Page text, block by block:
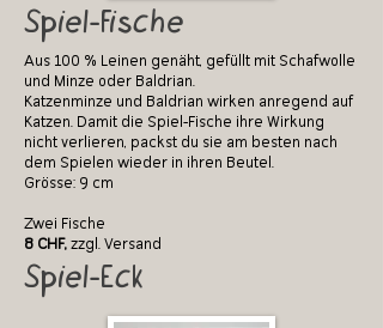
Spiel-Fische
Aus 100 % Leinen genäht, gefüllt mit Schafwolle
und Minze oder Baldrian.
Katzenminze und Baldrian wirken anregend auf
Katzen. Damit die Spiel-Fische ihre Wirkung
nicht verlieren, packst du sie am besten nach
dem Spielen wieder in ihren Beutel.
Grösse: 9 cm
Zwei Fische
8 CHF, zzgl. Versand
Spiel-Eck